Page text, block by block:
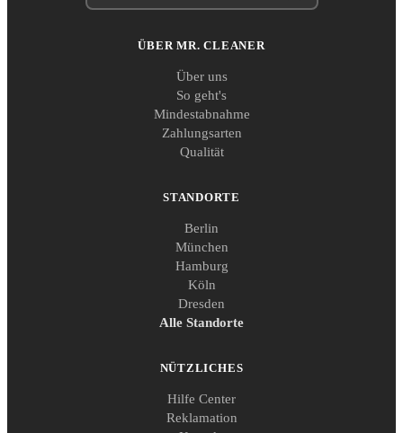
ÜBER MR. CLEANER
Über uns
So geht's
Mindestabnahme
Zahlungsarten
Qualität
STANDORTE
Berlin
München
Hamburg
Köln
Dresden
Alle Standorte
NÜTZLICHES
Hilfe Center
Reklamation